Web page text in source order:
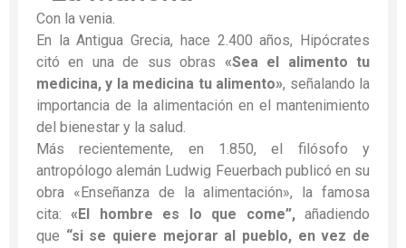
Con la venia.
En la Antigua Grecia, hace 2.400 años, Hipócrates
citó en una de sus obras «Sea el alimento tu
medicina, y la medicina tu alimento», señalando la
importancia de la alimentación en el mantenimiento
del bienestar y la salud.
Más recientemente, en 1.850, el filósofo y
antropólogo alemán Ludwig Feuerbach publicó en su
obra «Enseñanza de la alimentación», la famosa
cita: «El hombre es lo que come”,añadiendo
que “si se quiere mejorar al pueblo, en vez de